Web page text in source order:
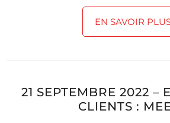
EN SAVOIR
21 SEPTEMBRE 2022 –
CLIENTS :